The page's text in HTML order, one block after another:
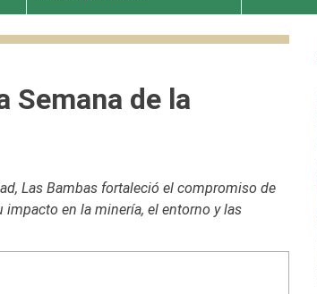
Semana de la
Las Bambas fortaleció el compromiso de
en la minería, el entorno y las